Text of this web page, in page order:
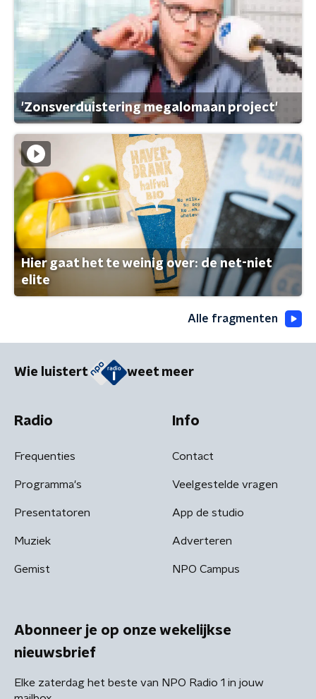
'Zonsverduistering megalomaan project'
Hier gaat het te weinig over: de net-niet
elite
Alle fragmenten
Wie luistert weet meer
Radio
Frequenties
Programma's
Presentatoren
Muziek
Gemist
Info
Contact
Veelgestelde vragen
App de studio
Adverteren
NPO Campus
Abonneer je op onze wekelijkse
nieuwsbrief
Elke zaterdag het beste van NPO Radio 1 in jouw